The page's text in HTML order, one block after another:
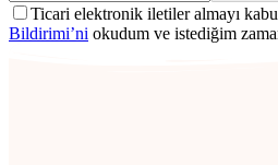
Ticari elektronik iletiler almayı
Bildirimi’ni okudum ve istediğim